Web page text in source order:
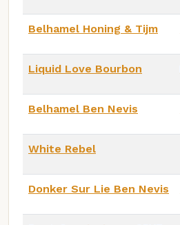
Belhamel Honing & Tijm
Liquid Love Bourbon
Belhamel Ben Nevis
White Rebel
Donker Sur Lie Ben Nevis